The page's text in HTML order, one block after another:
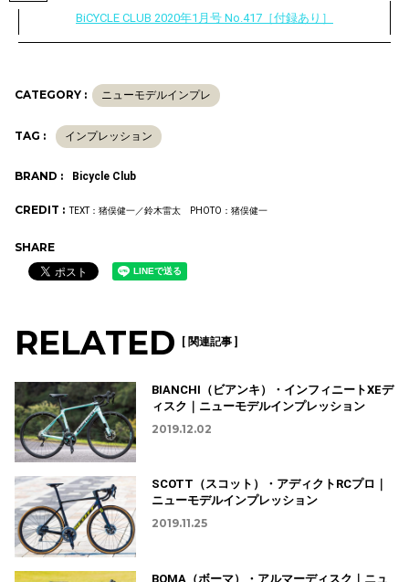
BiCYCLE CLUB 2020年1月号 No.417［付録あり］
CATEGORY : ニューモデルインプレ
TAG : インプレッション
BRAND : Bicycle Club
CREDIT : TEXT：猪俣健一／鈴木雷太 PHOTO：猪俣健一
SHARE
RELATED [ 関連記事 ]
BIANCHI（ビアンキ）・インフィニートXEデ
ィスク｜ニューモデルインプレッション
2019.12.02
SCOTT（スコット）・アディクトRCプロ｜
ニューモデルインプレッション
2019.11.25
BOMA（ボーマ）・アルマーディスク｜ニュ